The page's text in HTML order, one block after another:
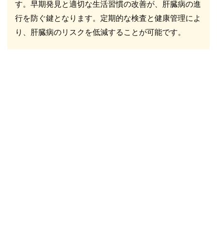
す。早期発見と適切な生活習慣の改善が、肝臓病の進
行を防ぐ鍵となります。定期的な検査と健康管理によ
り、肝臓病のリスクを低減することが可能です。